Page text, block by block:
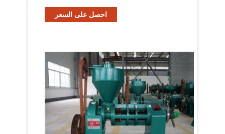
احصل على السعر